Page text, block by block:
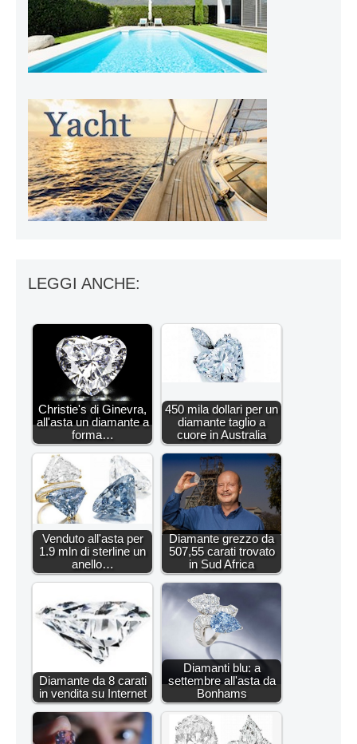
LEGGI ANCHE:
Christie's di Ginevra,
all'asta un diamante a
forma…
450 mila dollari per un
diamante taglio a
cuore in Australia
Venduto all'asta per
1.9 mln di sterline un
anello…
Diamante grezzo da
507,55 carati trovato
in Sud Africa
Diamante da 8 carati
in vendita su Internet
Diamanti blu: a
settembre all'asta da
Bonhams